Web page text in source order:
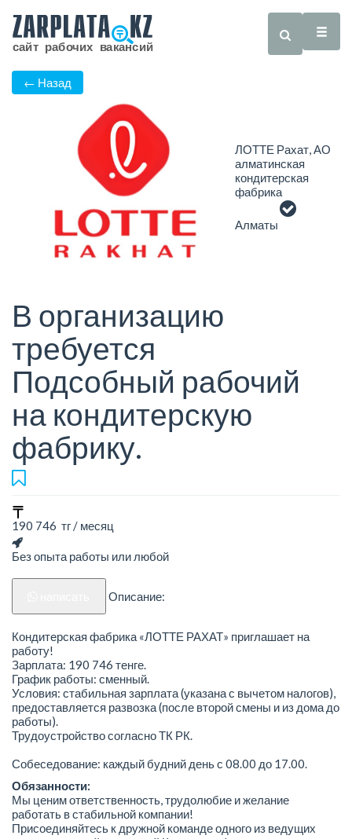
← Назад
ЛОТТЕ Рахат, АО
алматинская
кондитерская
фабрика
Алматы
В организацию
требуется
Подсобный рабочий
на кондитерскую
фабрику.
190 746 тг / месяц
Без опыта работы или любой
Описание:
Кондитерская фабрика «ЛОТТЕ РАХАТ» приглашает на
работу!
Зарплата: 190 746 тенге.
График работы: сменный.
Условия: стабильная зарплата (указана с вычетом налогов),
предоставляется развозка (после второй смены и из дома до
работы).
Трудоустройство согласно ТК РК.
Собеседование: каждый будний день с 08.00 до 17.00.
Обязанности:
Мы ценим ответственность, трудолюбие и желание
работать в стабильной компании!
Присоединяйтесь к дружной команде одного из ведущих